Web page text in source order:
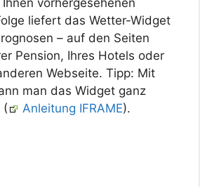
liefert das Wetter-Widget
– auf den Seiten
Pension, Ihres Hotels oder
Webseite. Tipp: Mit
man das Widget ganz
(
Anleitung IFRAME).